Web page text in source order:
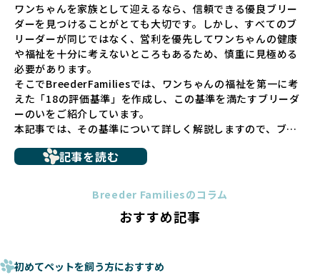
長するための環境が十分に整っていない場合が多く、販売ま
での間に過密な環境や長距離移動のストレスを受けることが
少なくありません。このような環境は、健康リスクや社会性
の問題につながりやすく、ワンちゃんにとっても望ましいと
は言えません。
こうした背景から、BreederFamiliesはペットショップを介
さない直接販売を採用するとともに、ペットオークションや
ペットショップを利用するブリーダーの掲載も行ってしませ
ん。
ペットショップを避けた方がいい理由の詳細はこちら
法令レベルの最低基準にとどまっていることが問題です。こ
ものに過ぎず、ワンちゃんの心身の福祉やブリーダーの責任
少なくなく、消費者にとって選択の判断が難しい現状があり
ワンちゃんを家族として迎えるなら、信頼できる優良ブリー
ダーを見つけることがとても大切です。しかし、すべてのブ
リーダーが同じではなく、営利を優先してワンちゃんの健康
や福祉を十分に考えないところもあるため、慎重に見極める
必要があります。
そこでBreederFamiliesでは、ワンちゃんの福祉を第一に考
えた「18の評価基準」を作成し、この基準を満たすブリーダ
ーのいをご紹介しています。
本記事では、その基準について詳しく解説しますので、ブリ
に断尾（しっぽを切る）や断耳（耳を切る）が行われている
ことがあります。
これは痛みを伴う処置で、ワンちゃんの身体的な負担が大き
手段でもあるため、切断されることで他の犬や人間との意思
記事を読む
Breeder Familiesのコラム
おすすめ記事
初めてペットを飼う方におすすめ